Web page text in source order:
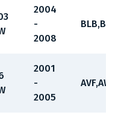
2004
-
2008
2001
-
2005